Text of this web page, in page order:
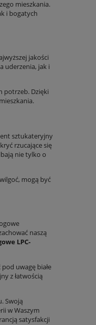
mm
mieszkania.
i bogatych
jakości
uderzenia, jak i
potrzeb. Dzięki
sztukateryjny
rzucające się
nie tylko o
mogą być
naszą
LPC-
uwagę białe
z łatwością
Swoją
w Waszym
satysfakcji